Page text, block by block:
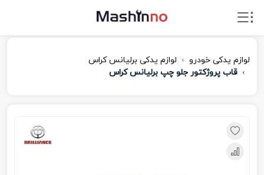
لوازم یدکی خودرو
لوازم یدکی برلیانس کراس
قاب پروژکتور جلو چپ برلیانس کراس